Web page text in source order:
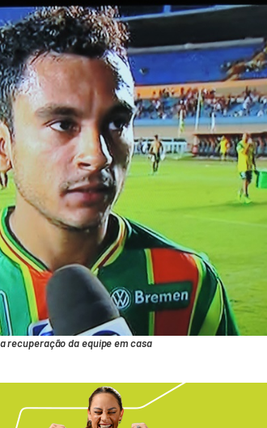
recuperação da equipe em casa